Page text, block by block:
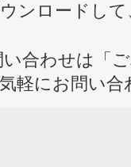
ンロードし
合わせは「
軽にお問い